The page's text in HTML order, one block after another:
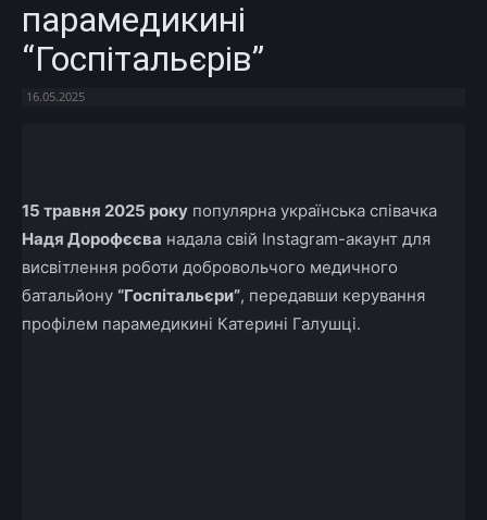
парамедикині
“Госпітальєрів”
16.05.2025
15 травня 2025 року популярна українська співачка
Надя Дорофєєва надала свій Instagram-акаунт для
висвітлення роботи добровольчого медичного
батальйону “Госпітальєри”, передавши керування
профілем парамедикині Катерині Галушці.